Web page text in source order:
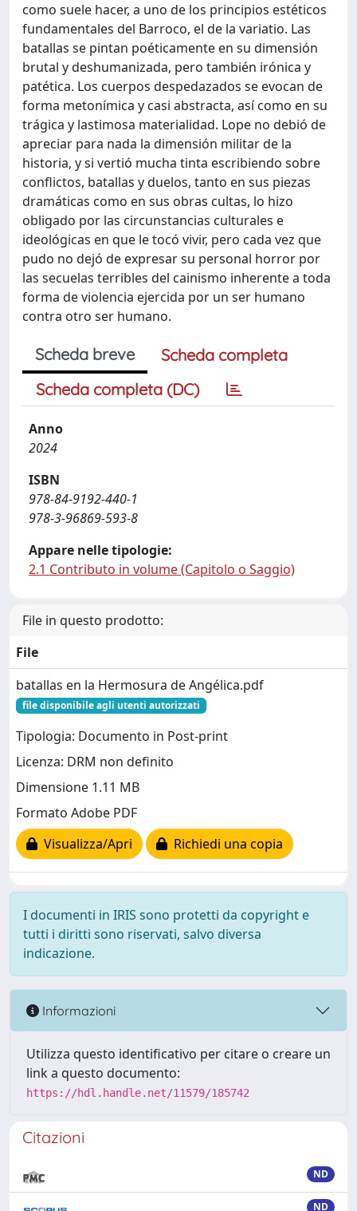
como suele hacer, a uno de los principios estéticos
fundamentales del Barroco, el de la variatio. Las
batallas se pintan poéticamente en su dimensión
brutal y deshumanizada, pero también irónica y
patética. Los cuerpos despedazados se evocan de
forma metonímica y casi abstracta, así como en su
trágica y lastimosa materialidad. Lope no debió de
apreciar para nada la dimensión militar de la
historia, y si vertió mucha tinta escribiendo sobre
conflictos, batallas y duelos, tanto en sus piezas
dramáticas como en sus obras cultas, lo hizo
obligado por las circunstancias culturales e
ideológicas en que le tocó vivir, pero cada vez que
pudo no dejó de expresar su personal horror por
las secuelas terribles del cainismo inherente a toda
forma de violencia ejercida por un ser humano
contra otro ser humano.
Scheda breve
Scheda completa
Scheda completa (DC)
Anno
2024
ISBN
978-84-9192-440-1
978-3-96869-593-8
Appare nelle tipologie:
2.1 Contributo in volume (Capitolo o Saggio)
File in questo prodotto:
File
batallas en la Hermosura de Angélica.pdf
file disponibile agli utenti autorizzati
Tipologia: Documento in Post-print
Licenza: DRM non definito
Dimensione 1.11 MB
Formato Adobe PDF
Visualizza/Apri
Richiedi una copia
I documenti in IRIS sono protetti da copyright e
tutti i diritti sono riservati, salvo diversa
indicazione.
Informazioni
Utilizza questo identificativo per citare o creare un
link a questo documento:
https://hdl.handle.net/11579/185742
Citazioni
ND
ND